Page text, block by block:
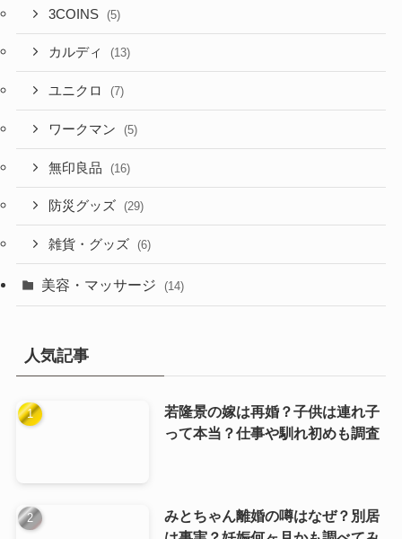
3COINS (5)
カルディ (13)
ユニクロ (7)
ワークマン (5)
無印良品 (16)
防災グッズ (29)
雑貨・グッズ (6)
美容・マッサージ (14)
人気記事
若隆景の嫁は再婚？子供は連れ子
って本当？仕事や馴れ初めも調査
みとちゃん離婚の噂はなぜ？別居